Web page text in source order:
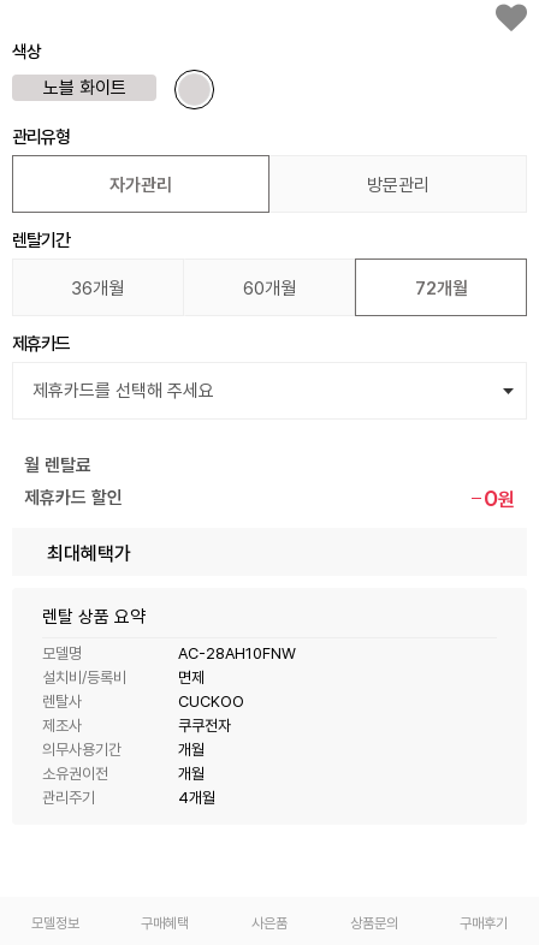
색상
노블 화이트
관리유형
자가관리 방문관리
렌탈기간
36개월 60개월 72개월
제휴카드
월 렌탈료
제휴카드 할인
0원
최대혜택가
렌탈 상품 요약
모델명
AC-28AH10FNW
설치비/등록비
면제
렌탈사
CUCKOO
제조사
쿠쿠전자
의무사용기간
개월
소유권이전
개월
관리주기
4개월
모델정보 구매혜택 사은품 상품문의 구매후기